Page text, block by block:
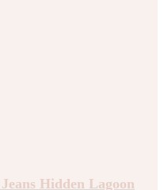
Hidden Lagoon